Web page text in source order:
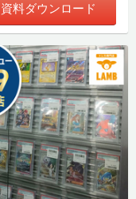
資料ダウンロード